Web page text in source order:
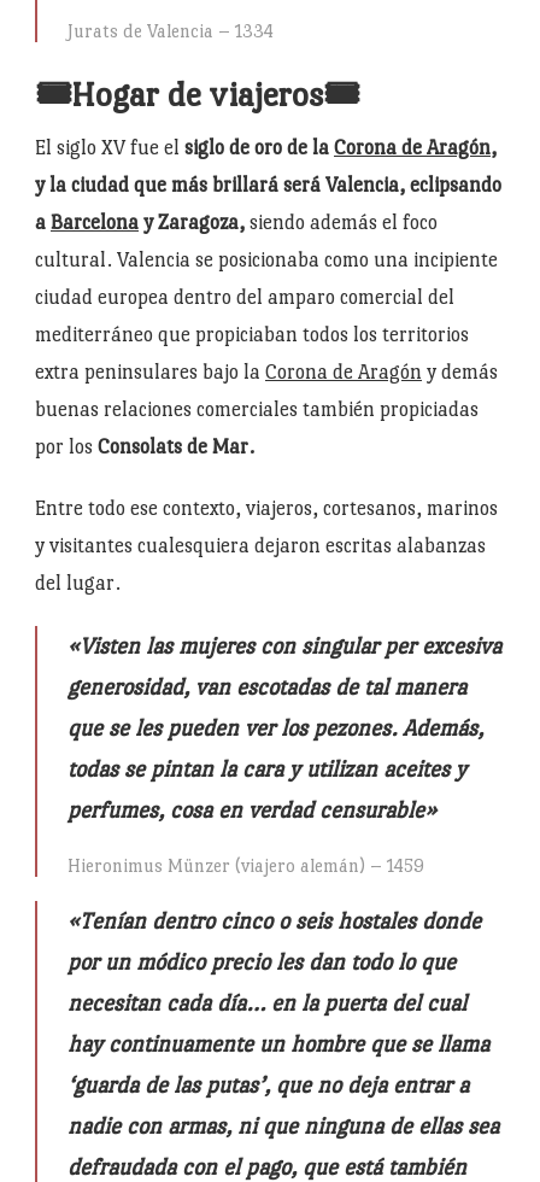
Jurats de Valencia – 1334
🎟️Hogar de viajeros🎟️
El siglo XV fue el siglo de oro de la Corona de Aragón,
y la ciudad que más brillará será Valencia, eclipsando
a Barcelona y Zaragoza, siendo además el foco
cultural. Valencia se posicionaba como una incipiente
ciudad europea dentro del amparo comercial del
mediterráneo que propiciaban todos los territorios
extra peninsulares bajo la Corona de Aragón y demás
buenas relaciones comerciales también propiciadas
por los Consolats de Mar.
Entre todo ese contexto, viajeros, cortesanos, marinos
y visitantes cualesquiera dejaron escritas alabanzas
del lugar.
«Visten las mujeres con singular per excesiva
generosidad, van escotadas de tal manera
que se les pueden ver los pezones. Además,
todas se pintan la cara y utilizan aceites y
perfumes, cosa en verdad censurable»
Hieronimus Münzer (viajero alemán) – 1459
«Tenían dentro cinco o seis hostales donde
por un módico precio les dan todo lo que
necesitan cada día… en la puerta del cual
hay continuamente un hombre que se llama
‘guarda de las putas’, que no deja entrar a
nadie con armas, ni que ninguna de ellas sea
defraudada con el pago, que está también